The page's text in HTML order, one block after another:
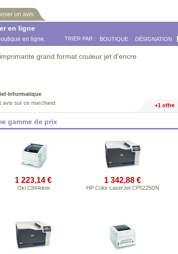
un avis
en ligne
en ligne. TRIER PAR : BOUTIQUE DÉSIGNATION
grand format couleur jet d'encre
Informatique
avis sur ce marchand
+1 offre
gamme de prix
1 223,14 €
Oki C844dnw
1 342,88 €
HP Color LaserJet CP5225DN